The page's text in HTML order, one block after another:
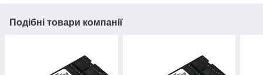
Подібні товари компанії